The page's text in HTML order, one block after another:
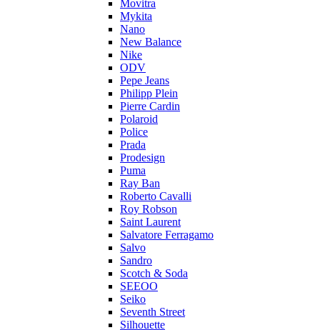
Movitra
Mykita
Nano
New Balance
Nike
ODV
Pepe Jeans
Philipp Plein
Pierre Cardin
Polaroid
Police
Prada
Prodesign
Puma
Ray Ban
Roberto Cavalli
Roy Robson
Saint Laurent
Salvatore Ferragamo
Salvo
Sandro
Scotch & Soda
SEEOO
Seiko
Seventh Street
Silhouette